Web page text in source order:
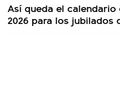
Así queda el
2026 para los jubilados